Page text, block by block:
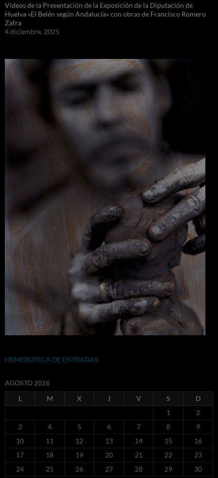
Videos de la Presentación de la Exposición de la Diputación de
Huelva «El Belén según Andalucía» con obras de Francisco Romero
Zafra
4 diciembre, 2025
HEMEROTECA DE ENTRADAS
AGOSTO 2026
L
M X J V S
D
1
2
3
4 5 6 7 8
9
10
11 12 13 14 15
16
17
18 19 20 21 22
23
24
25 26 27 28 29
30